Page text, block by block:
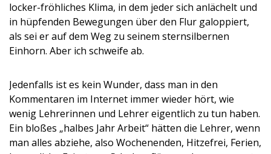
locker-fröhliches Klima, in dem jeder sich anlächelt und
in hüpfenden Bewegungen über den Flur galoppiert,
als sei er auf dem Weg zu seinem sternsilbernen
Einhorn. Aber ich schweife ab.
Jedenfalls ist es kein Wunder, dass man in den
Kommentaren im Internet immer wieder hört, wie
wenig Lehrerinnen und Lehrer eigentlich zu tun haben.
Ein bloßes „halbes Jahr Arbeit“ hätten die Lehrer, wenn
man alles abziehe, also Wochenenden, Hitzefrei, Ferien,